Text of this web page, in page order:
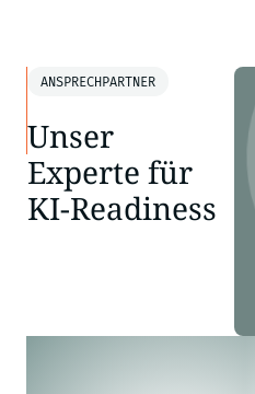
ANSPRECHPARTNER
Unser
Experte für
KI-Readiness